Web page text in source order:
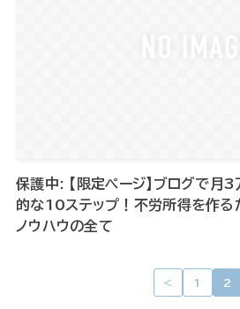
保護中: 【限定ページ】ブログで月
的な10ステップ！不労所得を作る
ノウハウの全て
＜ 1 2